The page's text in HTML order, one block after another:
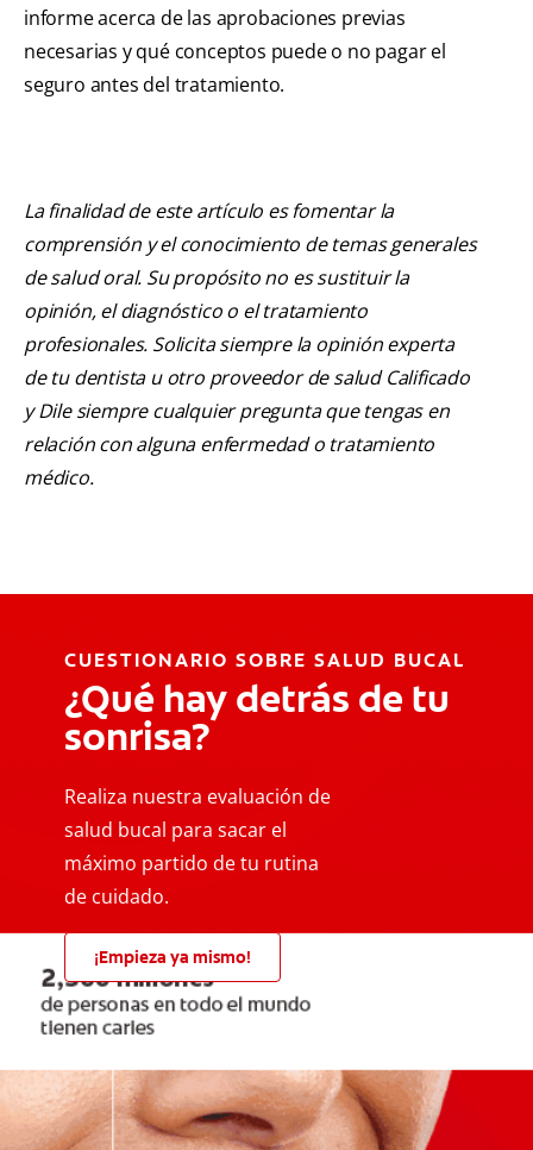
informe acerca de las aprobaciones previas
necesarias y qué conceptos puede o no pagar el
seguro antes del tratamiento.
La finalidad de este artículo es fomentar la
comprensión y el conocimiento de temas generales
de salud oral. Su propósito no es sustituir la
opinión, el diagnóstico o el tratamiento
profesionales. Solicita siempre la opinión experta
de tu dentista u otro proveedor de salud Calificado
y Dile siempre cualquier pregunta que tengas en
relación con alguna enfermedad o tratamiento
médico.
CUESTIONARIO SOBRE SALUD BUCAL
¿Qué hay detrás de tu
sonrisa?
Realiza nuestra evaluación de
salud bucal para sacar el
máximo partido de tu rutina
de cuidado.
¡Empieza ya mismo!